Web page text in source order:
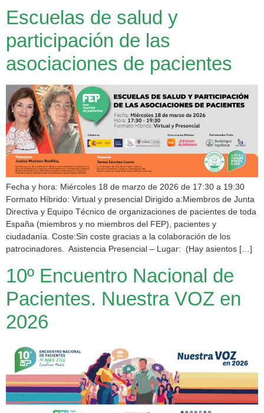
Escuelas de salud y
participación de las
asociaciones de pacientes
Fecha y hora: Miércoles 18 de marzo de 2026 de 17:30 a 19:30
Formato Híbrido: Virtual y presencial Dirigido a:Miembros de Junta
Directiva y Equipo Técnico de organizaciones de pacientes de toda
España (miembros y no miembros del FEP), pacientes y
ciudadanía. Coste:Sin coste gracias a la colaboración de los
patrocinadores. Asistencia Presencial – Lugar: (Hay asientos […]
10º Encuentro Nacional de
Pacientes. Nuestra VOZ en
2026